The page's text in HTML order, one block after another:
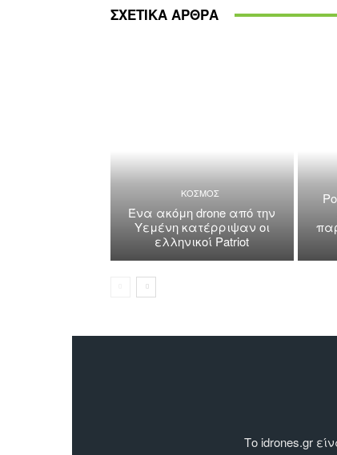
ΣΧΕΤΙΚΑ ΑΡΘΡΑ
ΚΟΣΜΟΣ
Ένα ακόμη drone από την
Υεμένη κατέρριψαν οι
ελληνικοί Patriot
Το idrones.gr